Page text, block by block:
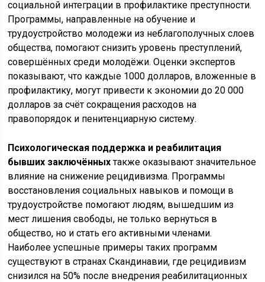
социальной интеграции в профилактике преступности.
Программы, направленные на обучение и
трудоустройство молодежи из неблагополучных слоев
общества, помогают снизить уровень преступлений,
совершённых среди молодёжи. Оценки экспертов
показывают, что каждые 1000 долларов, вложенные в
профилактику, могут привести к экономии до 20 000
долларов за счёт сокращения расходов на
правопорядок и пенитенциарную систему.
Психологическая поддержка и реабилитация
бывших заключённыхтакже оказывают значительное
влияние на снижение рецидивизма. Программы
восстановления социальных навыков и помощи в
трудоустройстве помогают людям, вышедшим из
мест лишения свободы, не только вернуться в
общество, но и стать его активными членами.
Наиболее успешные примеры таких программ
существуют в странах Скандинавии, где рецидивизм
снизился на 50% после внедрения реабилитационных